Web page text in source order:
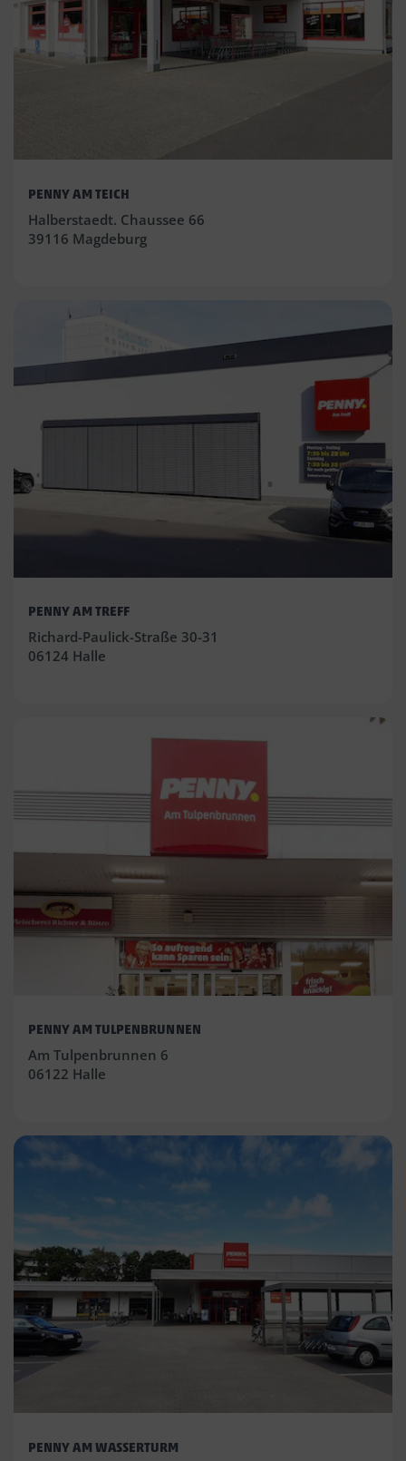
PENNY AM TEICH
Halberstaedt. Chaussee 66
39116 Magdeburg
PENNY AM TREFF
Richard-Paulick-Straße 30-31
06124 Halle
PENNY AM TULPENBRUNNEN
Am Tulpenbrunnen 6
06122 Halle
PENNY AM WASSERTURM